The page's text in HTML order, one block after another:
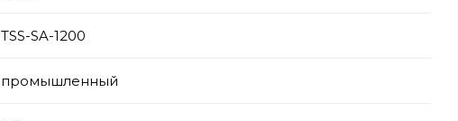
TSS-SA-1200
промышленный